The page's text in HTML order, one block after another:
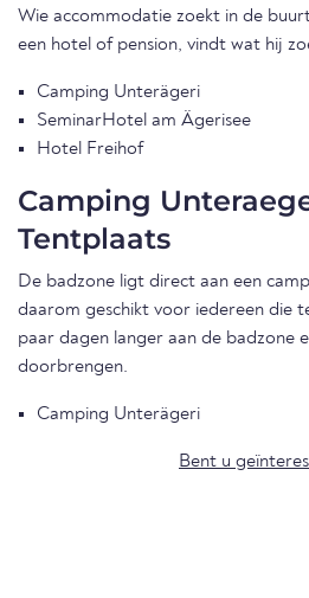
Wie accommodatie zoekt in de
een hotel of pension, vindt wat hij
Camping Unterägeri
SeminarHotel am Ägerisee
Hotel Freihof
Camping
Tentplaats
De badzone ligt direct aan een
daarom geschikt voor iedereen die
paar dagen langer aan de badzone
doorbrengen.
Camping Unterägeri
Bent u